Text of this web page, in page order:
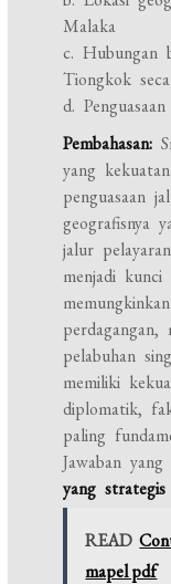
Malaka
c. Hubungan
Tiongkok
d.
Pembahasan:
yang
penguasaan
geografisnya
jalur
menjadi kunci
pelabuhan
memiliki
diplomatik,
paling
Jawaban
yang
READ
mapel pdf